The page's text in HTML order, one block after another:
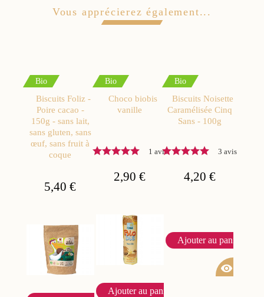
Vous apprécierez également...
Bio
Biscuits Foliz -
Poire cacao -
150g - sans lait,
sans gluten, sans
œuf, sans fruit à
coque
5,40 €
Bio
Choco biobis
vanille
1 avis
2,90 €
Ajouter au panier
Bio
Biscuits Noisette
Caramélisée Cinq
Sans - 100g
3 avis
4,20 €
Ajouter au panier
visibility